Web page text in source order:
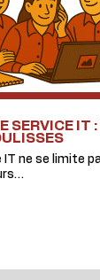
SERVICE IT
ne se limite